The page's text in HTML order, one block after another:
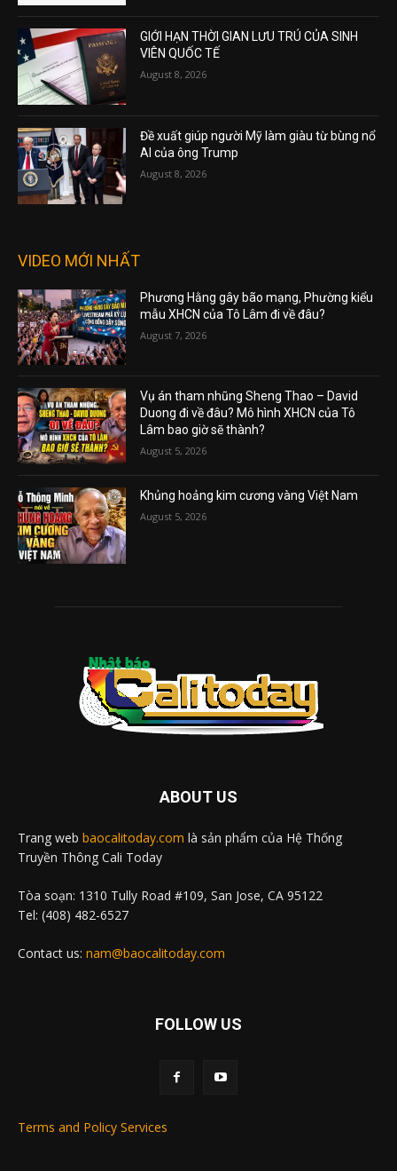
GIỚI HẠN THỜI GIAN LƯU TRÚ CỦA SINH
VIÊN QUỐC TẾ
August 8, 2026
Đề xuất giúp người Mỹ làm giàu từ bùng nổ
AI của ông Trump
August 8, 2026
VIDEO MỚI NHẤT
Phương Hằng gây bão mạng, Phường kiểu
mẫu XHCN của Tô Lâm đi về đâu?
August 7, 2026
Vụ án tham nhũng Sheng Thao – David
Duong đi về đâu? Mô hình XHCN của Tô
Lâm bao giờ sẽ thành?
August 5, 2026
Khủng hoảng kim cương vàng Việt Nam
August 5, 2026
ABOUT US
Trang web baocalitoday.com là sản phẩm của Hệ Thống
Truyền Thông Cali Today
Tòa soạn: 1310 Tully Road #109, San Jose, CA 95122
Tel: (408) 482-6527
Contact us: nam@baocalitoday.com
FOLLOW US
Terms and Policy Services